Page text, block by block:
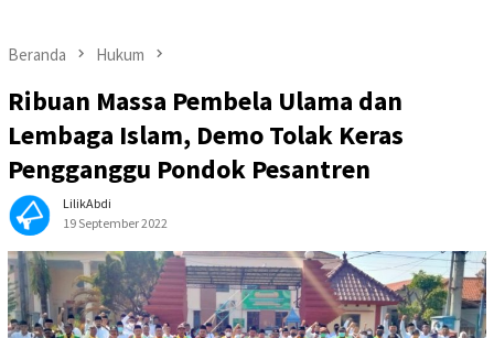
Beranda Hukum
Ribuan Massa Pembela Ulama dan
Lembaga Islam, Demo Tolak Keras
Pengganggu Pondok Pesantren
LilikAbdi
19 September 2022